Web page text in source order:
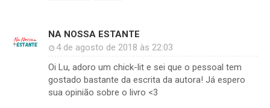
NA NOSSA ESTANTE
4 de agosto de 2018 às 22:03
Oi Lu, adoro um chick-lit e sei que o pessoal tem
gostado bastante da escrita da autora! Já espero
sua opinião sobre o livro <3